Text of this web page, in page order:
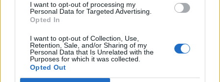
I want to opt-out of processing my
Personal Data for Targeted Advertising.
Opted In
I want to opt-out of Collection, Use,
Retention, Sale, and/or Sharing of my
Personal Data that Is Unrelated with the
Purposes for which it was collected.
Opted Out
Σχετικά Άρθρα